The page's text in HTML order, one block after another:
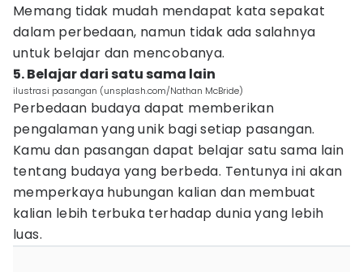
Memang tidak mudah mendapat kata sepakat
dalam perbedaan, namun tidak ada salahnya
untuk belajar dan mencobanya.
5. Belajar dari satu sama lain
ilustrasi pasangan (unsplash.com/Nathan McBride)
Perbedaan budaya dapat memberikan
pengalaman yang unik bagi setiap pasangan.
Kamu dan pasangan dapat belajar satu sama lain
tentang budaya yang berbeda. Tentunya ini akan
memperkaya hubungan kalian dan membuat
kalian lebih terbuka terhadap dunia yang lebih
luas.